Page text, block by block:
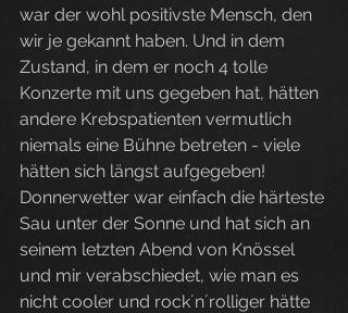
war der wohl positivste Mensch, den
wir je gekannt haben. Und in dem
Zustand, in dem er noch 4 tolle
Konzerte mit uns gegeben hat, hätten
andere Krebspatienten vermutlich
niemals eine Bühne betreten - viele
hätten sich längst aufgegeben!
Donnerwetter war einfach die härteste
Sau unter der Sonne und hat sich an
seinem letzten Abend von Knössel
und mir verabschiedet, wie man es
nicht cooler und rock´n´rolliger hätte